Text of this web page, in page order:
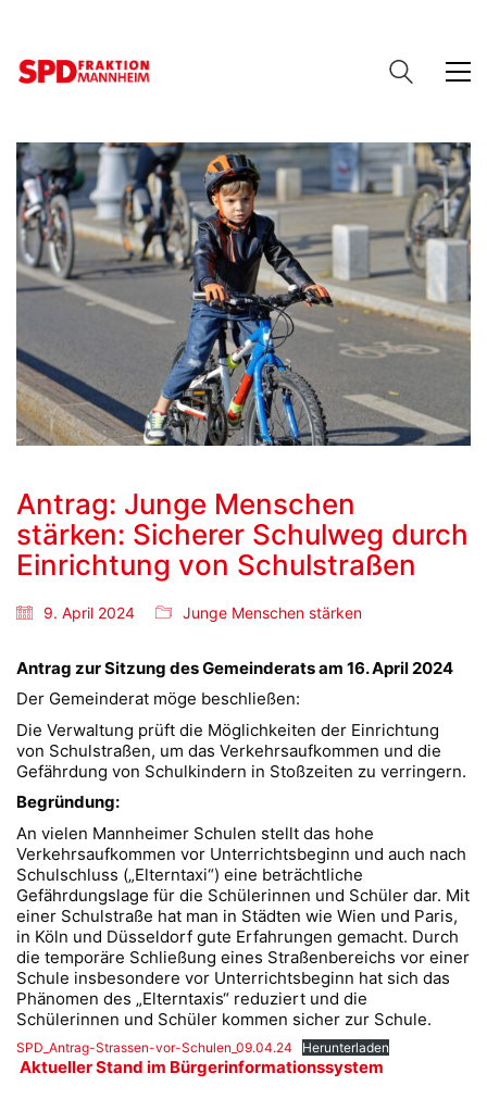
Antrag: Junge Menschen
stärken: Sicherer Schulweg durch
Einrichtung von Schulstraßen
9. April 2024 Junge Menschen stärken
Antrag zur Sitzung des Gemeinderats am 16. April 2024
Der Gemeinderat möge beschließen:
Die Verwaltung prüft die Möglichkeiten der Einrichtung
von Schulstraßen, um das Verkehrsaufkommen und die
Gefährdung von Schulkindern in Stoßzeiten zu verringern.
Begründung:
An vielen Mannheimer Schulen stellt das hohe
Verkehrsaufkommen vor Unterrichtsbeginn und auch nach
Schulschluss („Elterntaxi“) eine beträchtliche
Gefährdungslage für die Schülerinnen und Schüler dar. Mit
einer Schulstraße hat man in Städten wie Wien und Paris,
in Köln und Düsseldorf gute Erfahrungen gemacht. Durch
die temporäre Schließung eines Straßenbereichs vor einer
Schule insbesondere vor Unterrichtsbeginn hat sich das
Phänomen des „Elterntaxis“ reduziert und die
Schülerinnen und Schüler kommen sicher zur Schule.
SPD_Antrag-Strassen-vor-Schulen_09.04.24 Herunterladen
Aktueller Stand im Bürgerinformationssystem